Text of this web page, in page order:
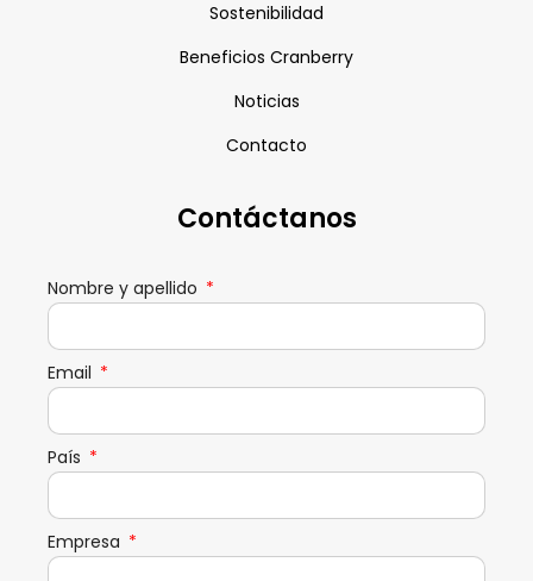
Sostenibilidad
Beneficios Cranberry
Noticias
Contacto
Contáctanos
Nombre y apellido
Email
País
Empresa